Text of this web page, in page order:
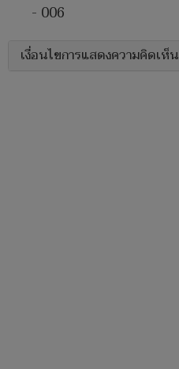
- 006
เงื่อนไขการแสดงความคิดเห็น